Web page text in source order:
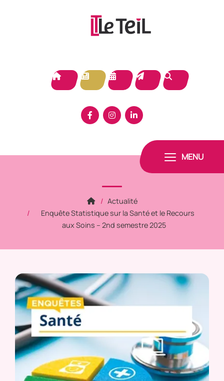
MENU
Actualité
Enquête Statistique sur la Santé et le Recours
aux Soins – 2nd semestre 2025